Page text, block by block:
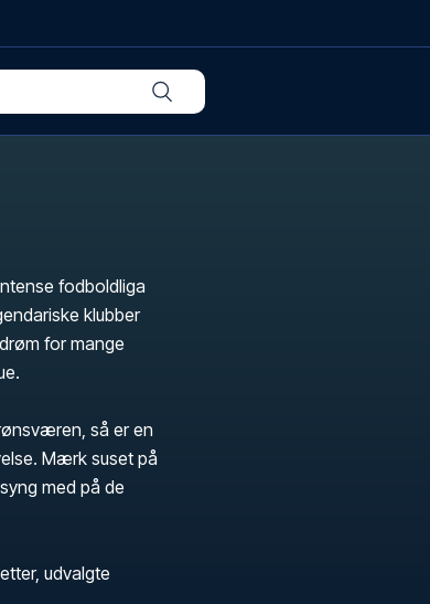
fodboldliga
klubber
for mange
så er en
Mærk suset på
med på de
udvalgte